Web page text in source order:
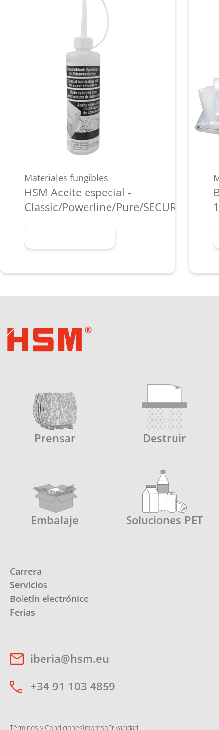
Materiales fungibles
HSM Aceite especial -
Classic/Powerline/Pure/SECURIO/
Prensar Destruir
Embalaje Soluciones PET
Carrera
Servicios
Boletín electrónico
Ferias
iberia@hsm.eu
+34 91 103 4859
Términos y CondicionesImpresoPrivacidad